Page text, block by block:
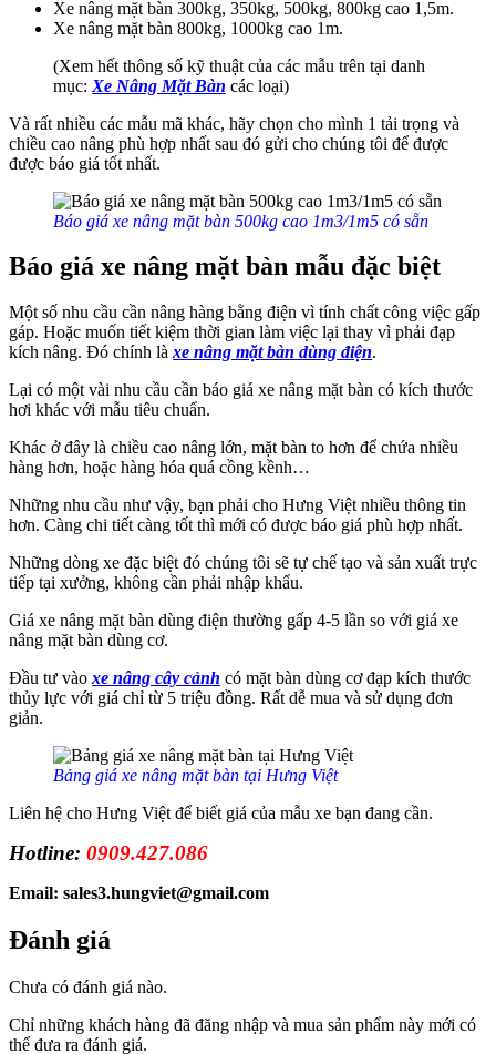
Xe nâng mặt bàn 300kg, 350kg, 500kg, 800kg cao 1,5m.
Xe nâng mặt bàn 800kg, 1000kg cao 1m.
(Xem hết thông số kỹ thuật của các mẫu trên tại danh
mục: Xe Nâng Mặt Bàn các loại)
Và rất nhiều các mẫu mã khác, hãy chọn cho mình 1 tải trọng và
chiều cao nâng phù hợp nhất sau đó gửi cho chúng tôi để được
được báo giá tốt nhất.
Báo giá xe nâng mặt bàn 500kg cao 1m3/1m5 có sẵn
Báo giá xe nâng mặt bàn mẫu đặc biệt
Một số nhu cầu cần nâng hàng bằng điện vì tính chất công việc gấp
gáp. Hoặc muốn tiết kiệm thời gian làm việc lại thay vì phải đạp
kích nâng. Đó chính là xe nâng mặt bàn dùng điện.
Lại có một vài nhu cầu cần báo giá xe nâng mặt bàn có kích thước
hơi khác với mẫu tiêu chuẩn.
Khác ở đây là chiều cao nâng lớn, mặt bàn to hơn để chứa nhiều
hàng hơn, hoặc hàng hóa quá cồng kềnh…
Những nhu cầu như vậy, bạn phải cho Hưng Việt nhiều thông tin
hơn. Càng chi tiết càng tốt thì mới có được báo giá phù hợp nhất.
Những dòng xe đặc biệt đó chúng tôi sẽ tự chế tạo và sản xuất trực
tiếp tại xưởng, không cần phải nhập khẩu.
Giá xe nâng mặt bàn dùng điện thường gấp 4-5 lần so với giá xe
nâng mặt bàn dùng cơ.
Đầu tư vào xe nâng cây cảnh có mặt bàn dùng cơ đạp kích thước
thủy lực với giá chỉ từ 5 triệu đồng. Rất dễ mua và sử dụng đơn
giản.
Bảng giá xe nâng mặt bàn tại Hưng Việt
Liên hệ cho Hưng Việt để biết giá của mẫu xe bạn đang cần.
Hotline: 0909.427.086
Email: sales3.hungviet@gmail.com
Đánh giá
Chưa có đánh giá nào.
Chỉ những khách hàng đã đăng nhập và mua sản phẩm này mới có
thể đưa ra đánh giá.